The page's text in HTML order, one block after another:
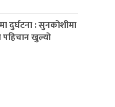
दुर्घटना : सुनकोशीमा
खुल्यो